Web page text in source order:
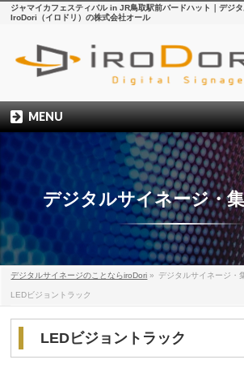
ジャマイカフェスティバル in JR鳥取駅前バードハット｜デジ
IroDori（イロドリ）の株式会社オール
MENU
デジタルサイネージ・
デジタルサイネージのことならiroDori » デジタルサイネージ・
LEDビジョントラック
LEDビジョントラック